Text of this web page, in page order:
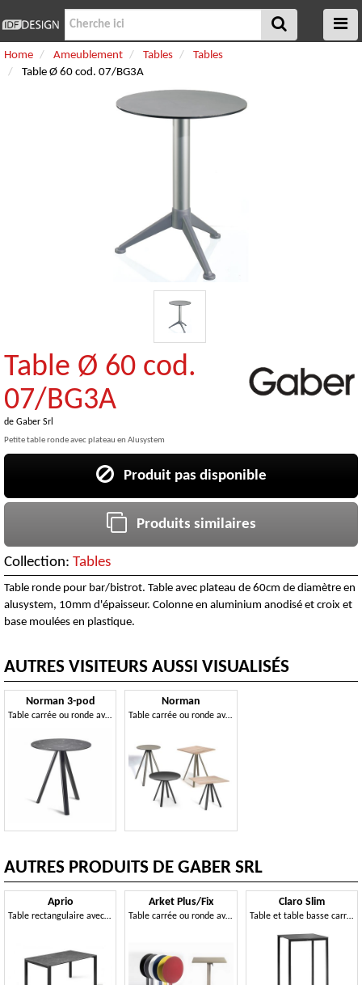
Home Ameublement Tables
Tables
Table Ø 60 cod. 07/BG3A
Table Ø 60 cod.
07/BG3A
de Gaber Srl
Petite table ronde avec plateau en Alusystem
Produit pas disponible
Produits similaires
Collection: Tables
Table ronde pour bar/bistrot. Table avec plateau de 60cm de diamètre en
alusystem, 10mm d'épaisseur. Colonne en aluminium anodisé et croix et
base moulées en plastique.
AUTRES VISITEURS AUSSI VISUALISÉS
Norman 3-pod
Table carrée ou ronde avec structure à trois pieds
Norman
Table carrée ou ronde avec structure à quatre pieds
AUTRES PRODUITS DE GABER SRL
Aprio
Table rectangulaire avec structure en aluminium et plateau en Compactop
Arket Plus/Fix
Table carrée ou ronde avec plateau fixe ou rabattable en métal, avec base à 3 ou 4 branches
Claro Slim
Table et table basse carrée ou rectangulaire avec structure en métal